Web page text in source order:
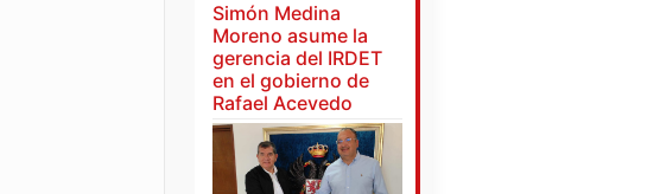
Simón Medina
Moreno asume la
gerencia del IRDET
en el gobierno de
Rafael Acevedo